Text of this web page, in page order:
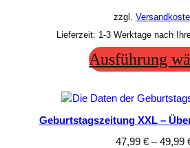
zzgl.
Lieferzeit: 1-3 Werktage nach
Ausführung
Geburtstagszeitung XXL –
47,99 € –49,99